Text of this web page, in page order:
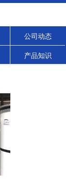
公司动态
产品知识